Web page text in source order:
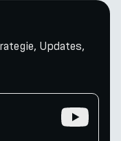
Updates,